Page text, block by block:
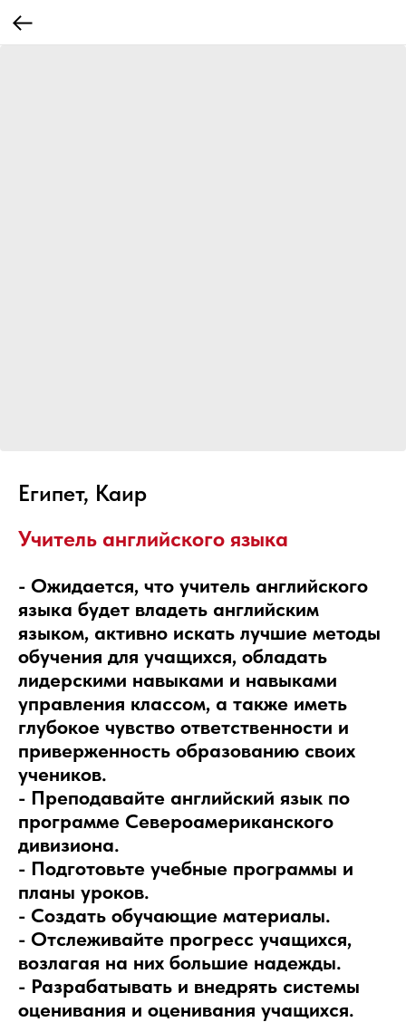
Египет, Каир
Учитель английского языка
- Ожидается, что учитель английского
языка будет владеть английским
языком, активно искать лучшие методы
обучения для учащихся, обладать
лидерскими навыками и навыками
управления классом, а также иметь
глубокое чувство ответственности и
приверженность образованию своих
учеников.
- Преподавайте английский язык по
программе Североамериканского
дивизиона.
- Подготовьте учебные программы и
планы уроков.
- Создать обучающие материалы.
- Отслеживайте прогресс учащихся,
возлагая на них большие надежды.
- Разрабатывать и внедрять системы
оценивания и оценивания учащихся.